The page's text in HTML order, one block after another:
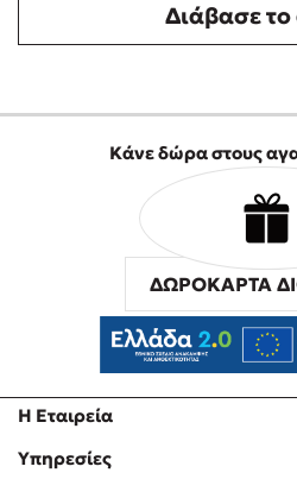
Διάβασε
Η Εταιρεία
Υπηρεσίες
Κάνε δώρα στους
ΔΩΡΟΚΑΡΤΑ